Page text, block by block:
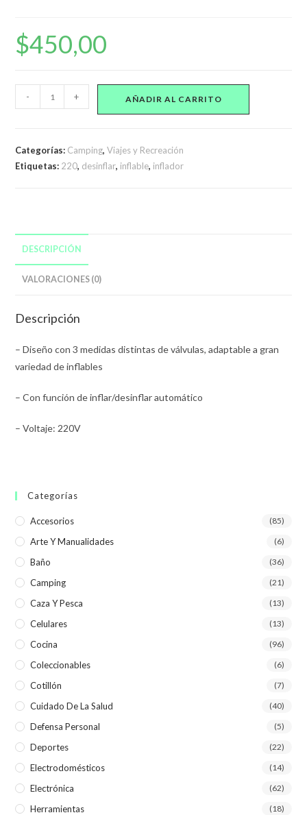
$450,00
Eléctrico
Función
- + AÑADIR AL CARRITO
Categorías: Camping,Viajes y Recreación
Etiquetas: 220, desinflar, inflable, inflador
DESCRIPCIÓN
VALORACIONES (0)
Descripción
– Diseño con 3 medidas distintas de válvulas, adaptable a gran
variedad de inflables
– Con función de inflar/desinflar automático
– Voltaje: 220V
Categorías
Accesorios (85)
Arte Y Manualidades (6)
Baño (36)
Camping (21)
Caza Y Pesca (13)
Celulares (13)
Cocina (96)
Coleccionables (6)
Cotillón (7)
Cuidado De La Salud (40)
Defensa Personal (5)
Deportes (22)
Electrodomésticos (14)
Electrónica (62)
Herramientas (18)